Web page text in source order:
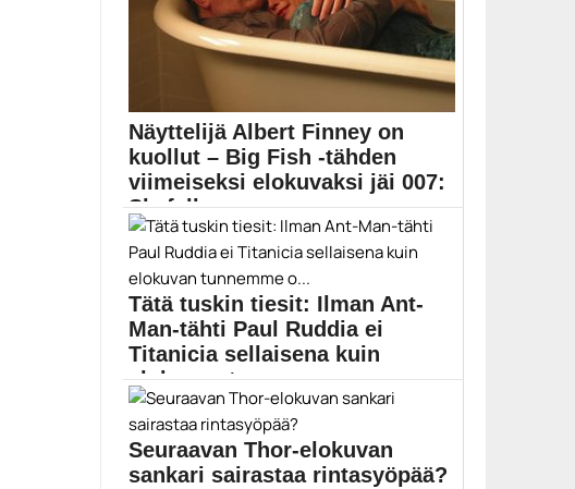
Näyttelijä Albert Finney on
kuollut – Big Fish -tähden
viimeiseksi elokuvaksi jäi 007:
Skyfall
Pitkän linjan brittinäyttelijä Albert Finney on kuollut.
Albert Finney
Tätä tuskin tiesit: Ilman Ant-
Man-tähti Paul Ruddia ei
Titanicia sellaisena kuin
elokuvan tunnemme o...
Ant-Man-elokuvista tuttu Paul Rudd on kertonut, miten
Elokuvauutiset
Seuraavan Thor-elokuvan
sankari sairastaa rintasyöpää?